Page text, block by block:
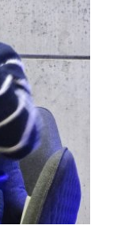
&
Kulturzukunft‘